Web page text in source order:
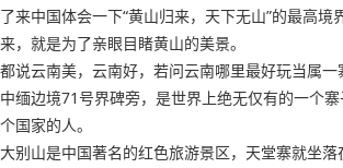
了来中国体会一下“黄山归来，天下无山”的最高境
来，就是为了亲眼目睹黄山的美景。
都说云南美，云南好，若问云南哪里最好玩当属
中缅边境71号界碑旁，是世界上绝无仅有的一个
个国家的人。
大别山是中国著名的红色旅游景区，天堂寨就坐落